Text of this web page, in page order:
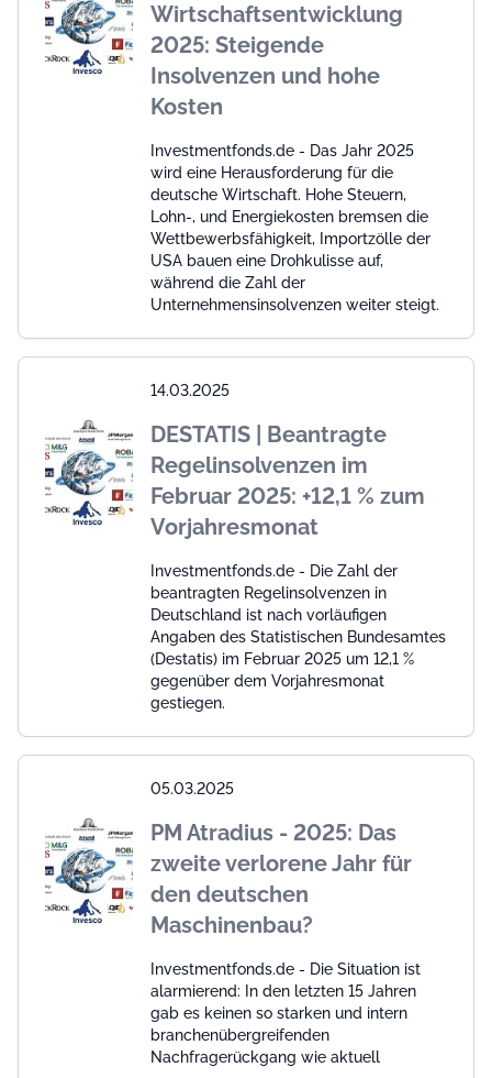
Wirtschaftsentwicklung
2025: Steigende
Insolvenzen und hohe
Kosten
Investmentfonds.de - Das Jahr 2025
wird eine Herausforderung für die
deutsche Wirtschaft. Hohe Steuern,
Lohn-, und Energiekosten bremsen die
Wettbewerbsfähigkeit, Importzölle der
USA bauen eine Drohkulisse auf,
während die Zahl der
Unternehmensinsolvenzen weiter steigt.
14.03.2025
DESTATIS | Beantragte
Regelinsolvenzen im
Februar 2025: +12,1 % zum
Vorjahresmonat
Investmentfonds.de - Die Zahl der
beantragten Regelinsolvenzen in
Deutschland ist nach vorläufigen
Angaben des Statistischen Bundesamtes
(Destatis) im Februar 2025 um 12,1 %
gegenüber dem Vorjahresmonat
gestiegen.
05.03.2025
PM Atradius - 2025: Das
zweite verlorene Jahr für
den deutschen
Maschinenbau?
Investmentfonds.de - Die Situation ist
alarmierend: In den letzten 15 Jahren
gab es keinen so starken und intern
branchenübergreifenden
Nachfragerückgang wie aktuell